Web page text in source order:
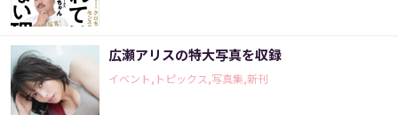
広瀬アリスの特大写真を収録
イベント,トピックス,写真集,新刊